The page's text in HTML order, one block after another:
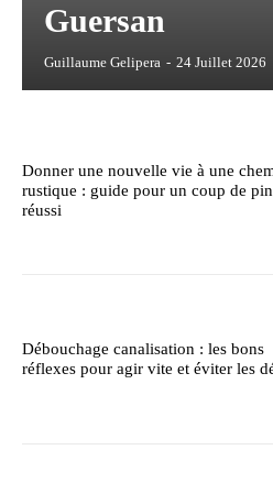
Guersan
Guillaume Gelipera - 24 Juillet 2026
Donner une nouvelle vie à une
rustique : guide pour un coup de
réussi
Débouchage canalisation : les bons
réflexes pour agir vite et éviter les